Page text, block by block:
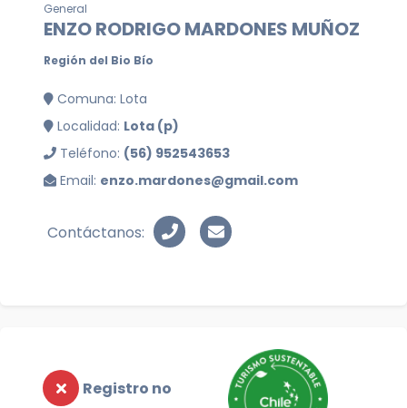
General
ENZO RODRIGO MARDONES MUÑOZ
Región del Bio Bío
Comuna: Lota
Localidad: Lota (p)
Teléfono: (56) 952543653
Email: enzo.mardones@gmail.com
Contáctanos:
Registro no